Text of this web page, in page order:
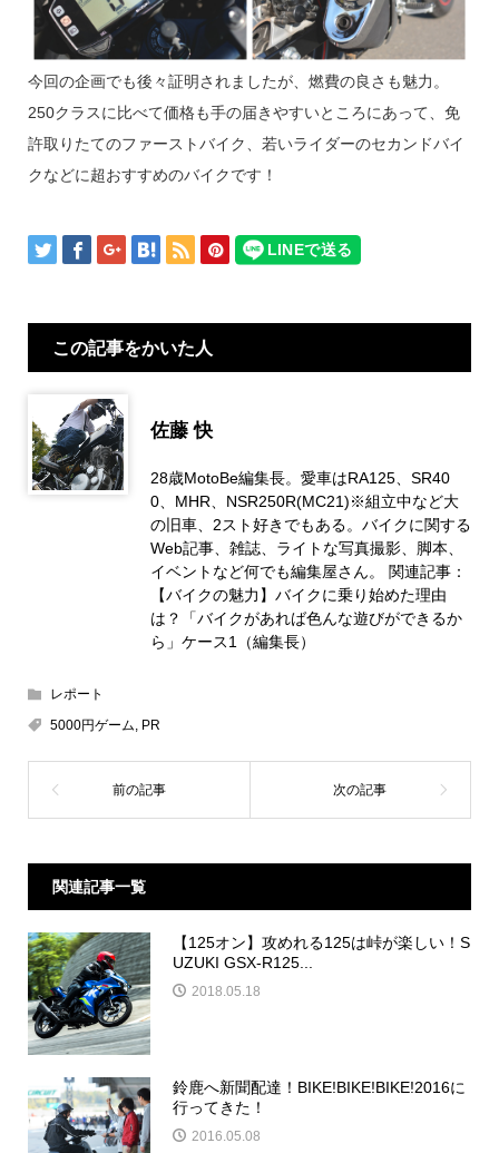
今回の企画でも後々証明されましたが、燃費の良さも魅力。
250クラスに比べて価格も手の届きやすいところにあって、免
許取りたてのファーストバイク、若いライダーのセカンドバイ
クなどに超おすすめのバイクです！
この記事をかいた人
佐藤 快
28歳MotoBe編集長。愛車はRA125、SR40
0、MHR、NSR250R(MC21)※組立中など大
の旧車、2スト好きでもある。バイクに関する
Web記事、雑誌、ライトな写真撮影、脚本、
イベントなど何でも編集屋さん。 関連記事：
【バイクの魅力】バイクに乗り始めた理由
は？「バイクがあれば色んな遊びができるか
ら」ケース1（編集長）
レポート
5000円ゲーム PR
関連記事一覧
【125オン】攻めれる125は峠が楽しい！S
UZUKI GSX-R125...
2018.05.18
鈴鹿へ新聞配達！BIKE!BIKE!BIKE!2016に
行ってきた！
2016.05.08